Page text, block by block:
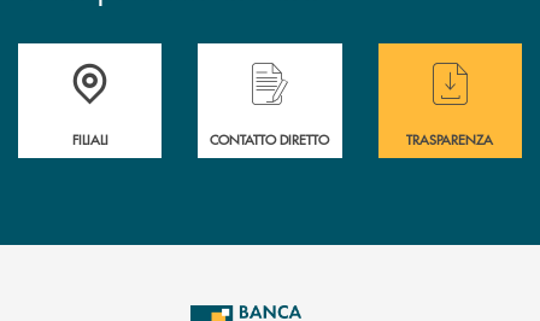
Trova la filiale più vicina a te
FILIALI
Hai bisogno di assistenza immediata ?
CONTATTO DIRETTO
Hai bisogno di
TRASPARENZA